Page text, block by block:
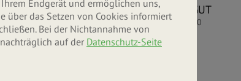
SEHR GUT
5.00
Endgerät und ermöglichen uns,
über das Setzen von Cookies informiert
Bei der Nichtannahme von
auf der Datenschutz-Seite